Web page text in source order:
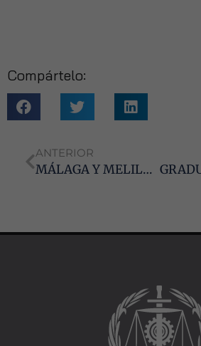
Compártelo:
ANTERIOR
MÁLAGA Y MELILLA: DESAYUNOS LABORALES SOBRE LA REFORMA LABORAL EN MARBELLA
de